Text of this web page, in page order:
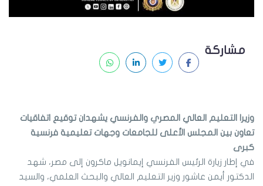
مشاركة
وزيرا التعليم العالي المصري والفرنسي يشهدان توقيع اتفاقيات
تعاون بين المجلس الأعلى للجامعات وجهات تعليمية فرنسية
كبرى
في إطار زيارة الرئيس الفرنسي إيمانويل ماكرون إلى مصر، شهد
الدكتور أيمن عاشور وزير التعليم العالي والبحث العلمي، والسيد